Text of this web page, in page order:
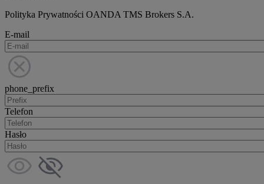
Polityka Prywatności OANDA TMS Brokers S.A.
E-mail
phone_prefix
Telefon
Hasło